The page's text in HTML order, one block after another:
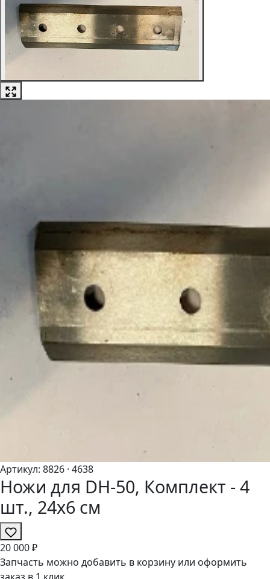
Артикул: 8826 · 4638
Ножи для DH-50, Комплект - 4
шт., 24х6 см
20000 ₽
Запчасть можно добавить в корзину или оформить